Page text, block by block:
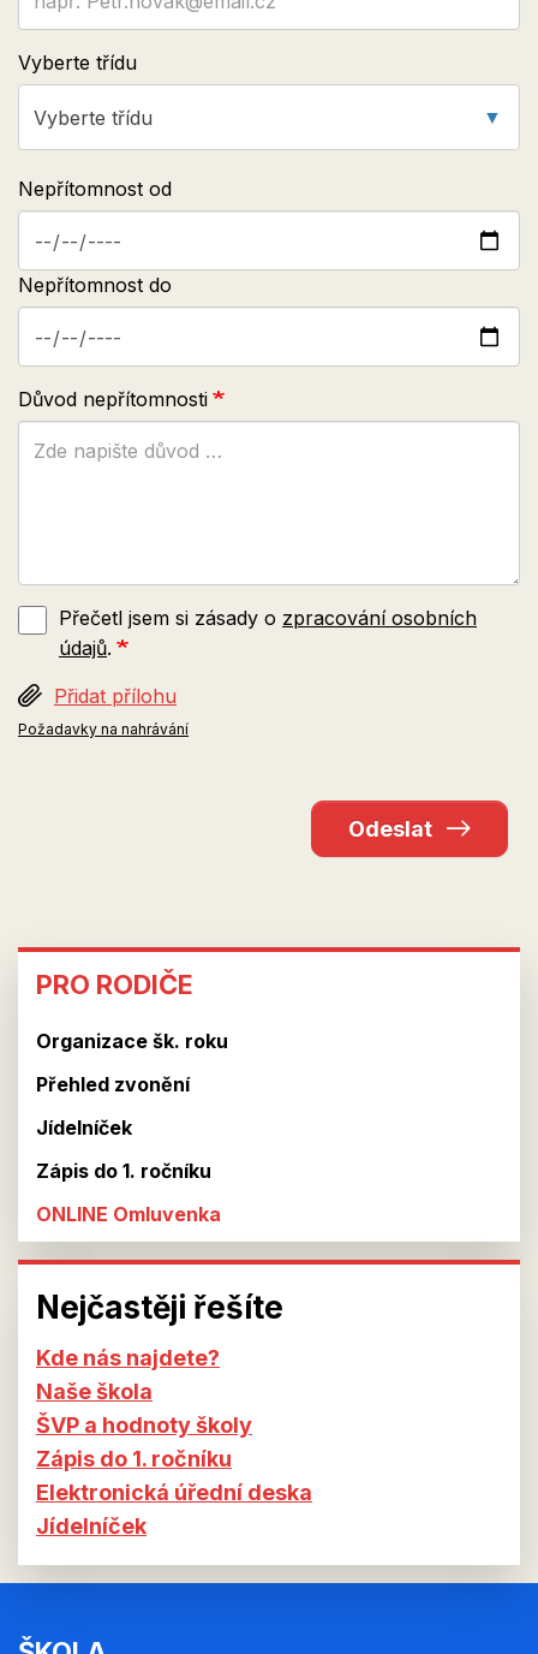
PRO
RODIČE
PRO RODIČE
Organizace šk. roku
Přehled zvonění
Jídelníček
Zápis do 1. ročníku
ONLINE Omluvenka
Nejčastěji řešíte
Kde nás najdete?
Naše škola
ŠVP a hodnoty školy
Zápis do 1. ročníku
Elektronická úřední deska
Jídelníček
Vyberte třídu
Vyberte třídu
Nepřítomnost od
Nepřítomnost do
Důvod nepřítomnosti
Přečetl jsem si zásady o zpracování osobních
údajů.
Přidat přílohu
Požadavky na nahrávání
Odeslat